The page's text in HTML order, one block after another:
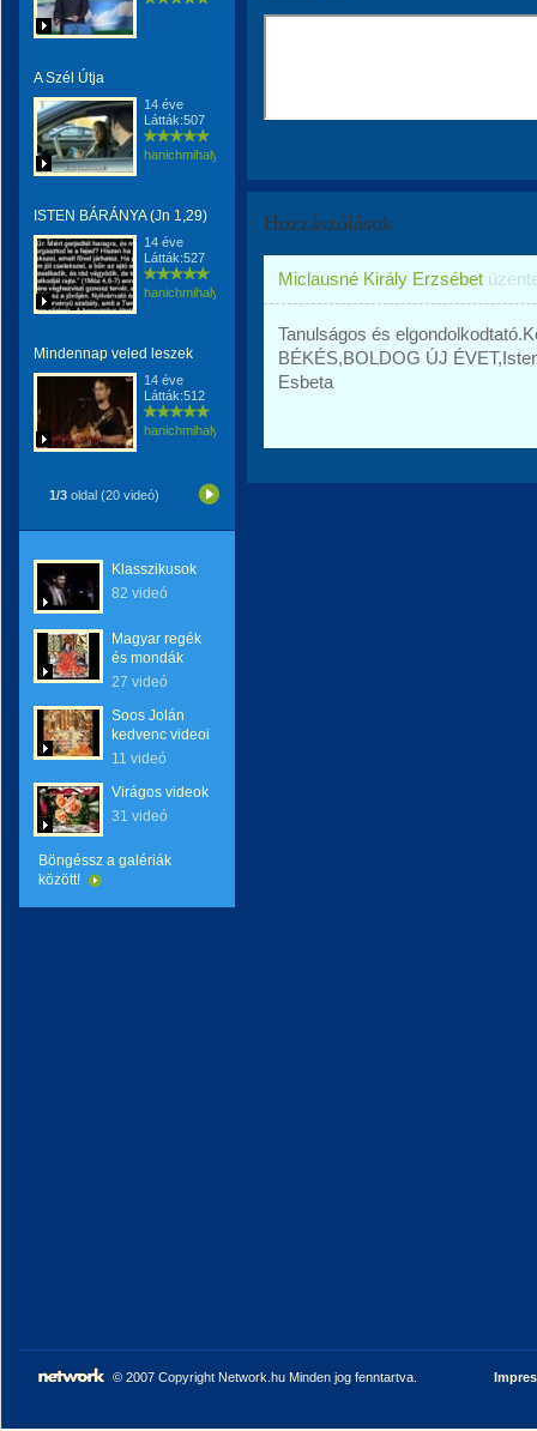
A Szél Útja
14 éve
Látták:507
hanichmihalyattila
ISTEN BÁRÁNYA (Jn 1,29)
14 éve
Látták:527
hanichmihalyattila
Mindennap veled leszek
14 éve
Látták:512
hanichmihalyattila
1/3 oldal (20 videó)
Klasszikusok
82 videó
Magyar regék
és mondák
27 videó
Soos Jolán
kedvenc videoi
11 videó
Virágos videok
31 videó
Böngéssz a galériák
között!
Hozzászólások
Miclausné Király Erzsébet
Tanulságos és
BÉKÉS,BOLDOG ÚJ
Esbeta
© 2007 Copyright Network.hu Minden jog fenntartva.